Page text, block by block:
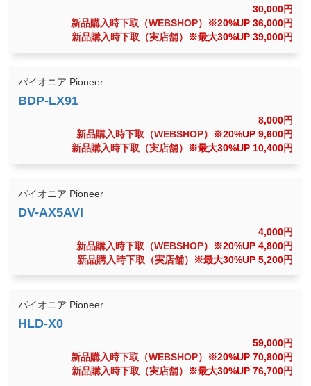
30,000円
新品購入時下取（WEBSHOP）
※20%UP 36,000円
新品購入時下取（実店舗）
※最大30%UP 39,000円
パイオニア Pioneer
8,000円
新品購入時下取（WEBSHOP）
※20%UP 9,600円
新品購入時下取（実店舗）
※最大30%UP 10,400円
パイオニア Pioneer
4,000円
新品購入時下取（WEBSHOP）
※20%UP 4,800円
新品購入時下取（実店舗）
※最大30%UP 5,200円
パイオニア Pioneer
59,000円
新品購入時下取（WEBSHOP）
※20%UP 70,800円
新品購入時下取（実店舗）
※最大30%UP 76,700円